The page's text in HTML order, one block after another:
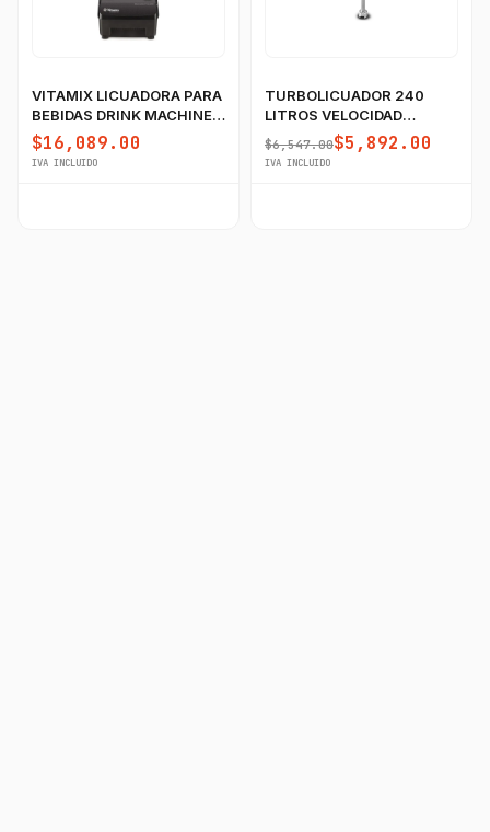
VITAMIX LICUADORA PARA
BEBIDAS DRINK MACHINE
TWO SPEED
$16,089.00
IVA INCLUIDO
TURBOLICUADOR 240
LITROS VELOCIDAD
VARIABLE RHINO
$6,547.00$5,892.00
IVA INCLUIDO